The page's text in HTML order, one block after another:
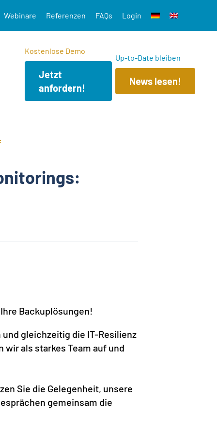
Webinare Referenzen FAQs Login
Kostenlose Demo
Jetzt
anfordern!
Up-to-Date bleiben
News lesen!
Backuplösungen!
und gleichzeitig die IT-Resilienz
wir als starkes Team auf und
Sie die Gelegenheit, unsere
gemeinsam die